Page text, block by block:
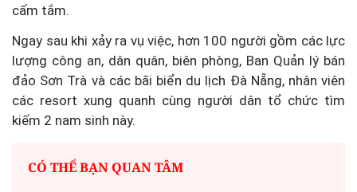
cấm tắm.
Ngay sau khi xảy ra vụ việc, hơn 100 người gồm các lực
lượng công an, dân quân, biên phòng, Ban Quản lý bán
đảo Sơn Trà và các bãi biển du lịch Đà Nẵng, nhân viên
các resort xung quanh cùng người dân tổ chức tìm
kiếm 2 nam sinh này.
CÓ THỂ BẠN QUAN TÂM